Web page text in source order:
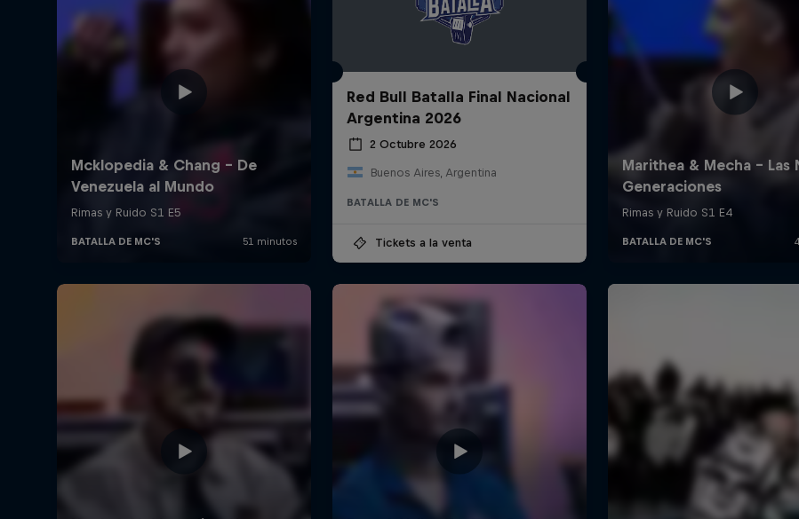
Red Bull Batalla Final Nacional
Argentina 2026
2 Octubre 2026
Buenos Aires, Argentina
BATALLA DE MC'S
Tickets a la venta